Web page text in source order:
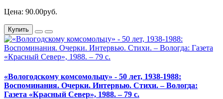
Цена: 90.00руб.
Купить
«Вологодскому комсомольцу» - 50 лет, 1938-1988:
Воспоминания. Очерки. Интервью. Стихи. – Вологда:
Газета «Красный Север», 1988. – 79 с.